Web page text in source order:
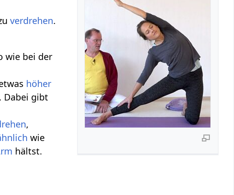
verdrehen.
wie bei der
höher
Dabei gibt
,
wie
hältst.